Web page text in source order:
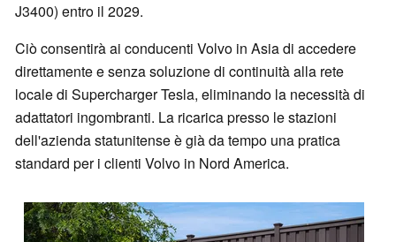
J3400) entro il 2029.
Ciò consentirà ai conducenti Volvo in Asia di accedere
direttamente e senza soluzione di continuità alla rete
locale di Supercharger Tesla, eliminando la necessità di
adattatori ingombranti. La ricarica presso le stazioni
dell'azienda statunitense è già da tempo una pratica
standard per i clienti Volvo in Nord America.